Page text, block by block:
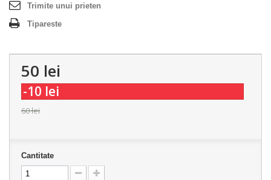
Trimite unui prieten
Tipareste
50 lei
-10 lei
60 lei
Cantitate